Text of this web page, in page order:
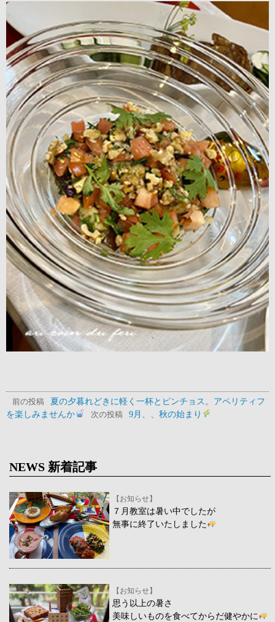
前の投稿
夏の夕暮れどきに軽く一杯とピンチョス。アペリティフ
を楽しみませんか
次の投稿 9月、、秋の始まり
NEWS 新着記事
【お知らせ】
７月教室は暑い中でしたが
無事に終了いたしました
【お知らせ】
思う以上の暑さ
美味しいものを食べてからだ健やかに